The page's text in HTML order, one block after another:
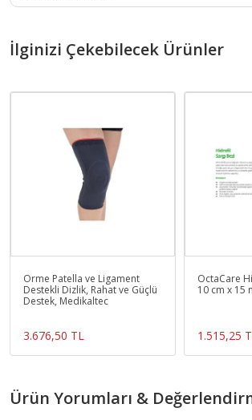
İlginizi Çekebilecek Ürünler
Örme Patella ve Ligament
Destekli Dizlik, Rahat ve Güçlü
Destek, Medikaltec
3.676,50 TL
OctaCare
10 cm x 15
1.515,25
Ürün Yorumları &